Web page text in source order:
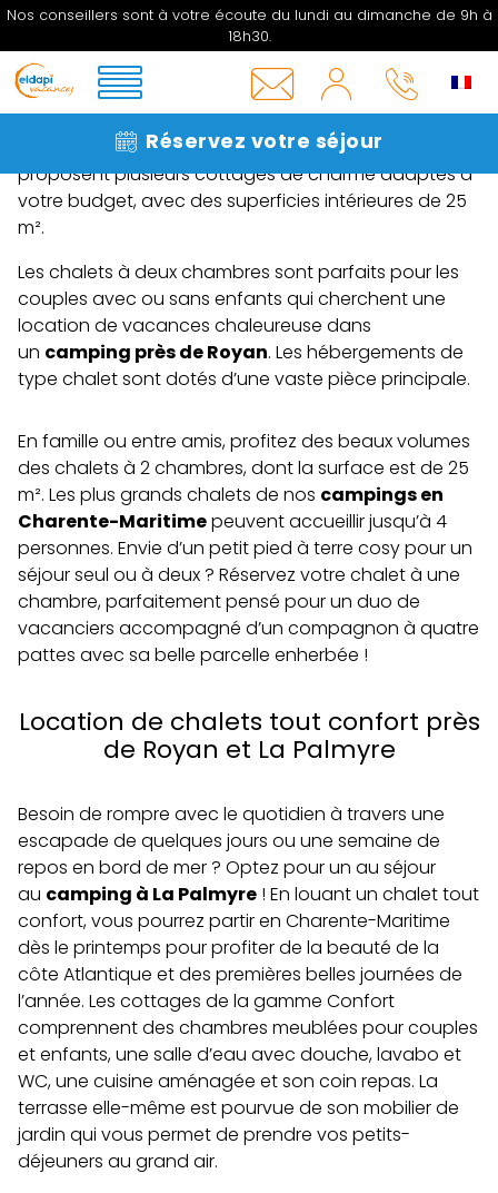
Nos conseillers sont à votre écoute du lundi au dimanche de 9h à
18h30.
INFOS
&
05 33
06 27
MON
COMPTE
Réservez votre séjour
personnes en Charente-Maritime
Que diriez-vous, pour vos prochaines vacances, de
louer unchalet en Charente-Maritime, entre
océan et forêt ? Les campings Edalpi vous
proposent plusieurs cottages de charme adaptés à
votre budget, avec des superficies intérieures de 25
m².
Les chalets à deux chambres sont parfaits pour les
couples avec ou sans enfants qui cherchent une
location de vacances chaleureuse dans
un camping près de Royan. Les hébergements de
type chalet sont dotés d’une vaste pièce principale.
En famille ou entre amis, profitez des beaux volumes
des chalets à 2 chambres, dont la surface est de 25
m². Les plus grands chalets de nos campings en
Charente-Maritimepeuvent accueillir jusqu’à 4
personnes. Envie d’un petit pied à terre cosy pour un
séjour seul ou à deux ? Réservez votre chalet à une
chambre, parfaitement pensé pour un duo de
vacanciers accompagné d’un compagnon à quatre
pattes avec sa belle parcelle enherbée !
Location de chalets tout confort près
de Royan et La Palmyre
Besoin de rompre avec le quotidien à travers une
escapade de quelques jours ou une semaine de
repos en bord de mer ? Optez pour un au séjour
au camping à La Palmyre ! En louant un chalet tout
confort, vous pourrez partir en Charente-Maritime
dès le printemps pour profiter de la beauté de la
côte Atlantique et des premières belles journées de
l’année. Les cottages de la gamme Confort
comprennent des chambres meublées pour couples
et enfants, une salle d’eau avec douche, lavabo et
WC, une cuisine aménagée et son coin repas. La
terrasse elle-même est pourvue de son mobilier de
jardin qui vous permet de prendre vos petits-
déjeuners au grand air.